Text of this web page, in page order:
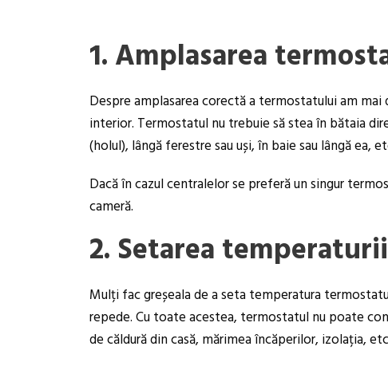
1. Amplasarea
Despre amplasarea corectă a termostatului am
interior. Termostatul nu trebuie să stea în bătaia
(holul), lângă ferestre sau uși, în baie sau lângă ea,
Dacă în cazul centralelor se preferă un singur
cameră.
2. Setarea
Mulți fac greșeala de a seta temperatura
repede. Cu toate acestea, termostatul nu poate
de căldură din casă, mărimea încăperilor, izolația,